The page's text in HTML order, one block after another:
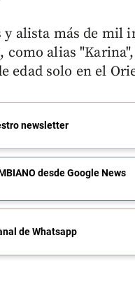
y alista más de mil
alias "Karina",
edad solo en el
newsletter
desde Google News
de Whatsapp